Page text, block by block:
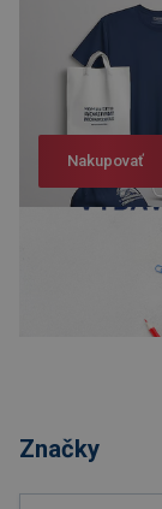
Nakupovať
Značky